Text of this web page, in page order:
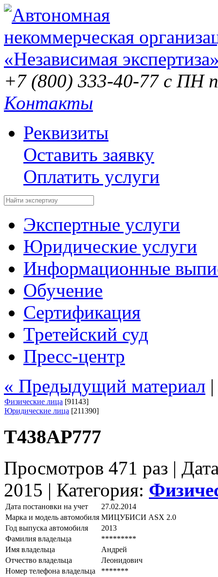
+7 (800) 333-40-77 с ПН
Контакты
Реквизиты
Оставить заявку
Оплатить услуги
Экспертные услуги
Юридические услуги
Информационные
Обучение
Сертификация
Третейский суд
Пресс-центр
« Предыдущий материал
Физические лица [91143]
Юридические лица [211390]
Т438АР777
Просмотров 471 раз |
2015 | Категория:
Дата постановки на учет
27.02.2014
Марка и модель автомобиля МИЦУБИСИ АSХ 2.0
Год выпуска автомобиля
2013
Фамилия владельца
*********
Имя владельца
Андрей
Отчество владельца
Леонидович
Номер телефона владельца
*******